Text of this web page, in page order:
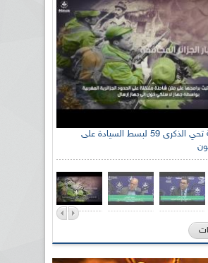
الإذاعة الجزائرية تحي الذكرى 59 لبسط السيادة على